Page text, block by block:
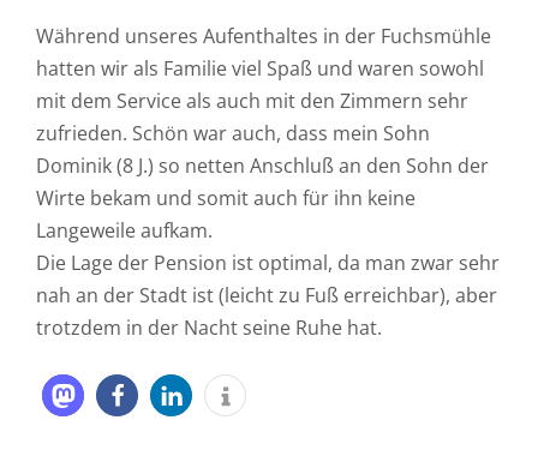
Während unseres Aufenthaltes in der Fuchsmühle
hatten wir als Familie viel Spaß und waren sowohl
mit dem Service als auch mit den Zimmern sehr
zufrieden. Schön war auch, dass mein Sohn
Dominik (8 J.) so netten Anschluß an den Sohn der
Wirte bekam und somit auch für ihn keine
Langeweile aufkam.
Die Lage der Pension ist optimal, da man zwar sehr
nah an der Stadt ist (leicht zu Fuß erreichbar), aber
trotzdem in der Nacht seine Ruhe hat.